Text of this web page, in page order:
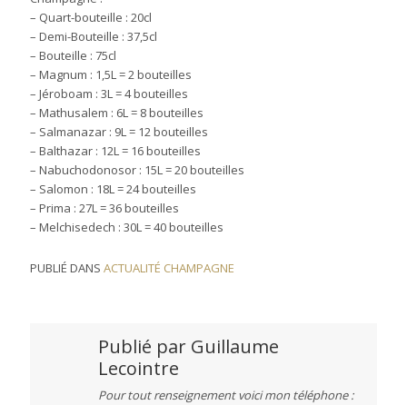
– Quart-bouteille : 20cl
– Demi-Bouteille : 37,5cl
– Bouteille : 75cl
– Magnum : 1,5L = 2 bouteilles
– Jéroboam : 3L = 4 bouteilles
– Mathusalem : 6L = 8 bouteilles
– Salmanazar : 9L = 12 bouteilles
– Balthazar : 12L = 16 bouteilles
– Nabuchodonosor : 15L = 20 bouteilles
– Salomon : 18L = 24 bouteilles
– Prima : 27L = 36 bouteilles
– Melchisedech : 30L = 40 bouteilles
PUBLIÉ DANSACTUALITÉ CHAMPAGNE
Publié par Guillaume
Lecointre
Pour tout renseignement voici mon téléphone :